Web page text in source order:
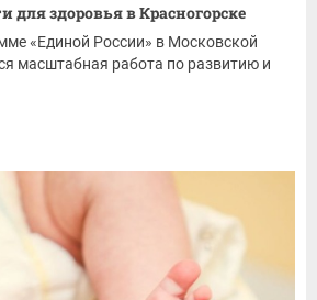
здоровья в Красногорске
«Единой России» в Московской
масштабная работа по развитию и